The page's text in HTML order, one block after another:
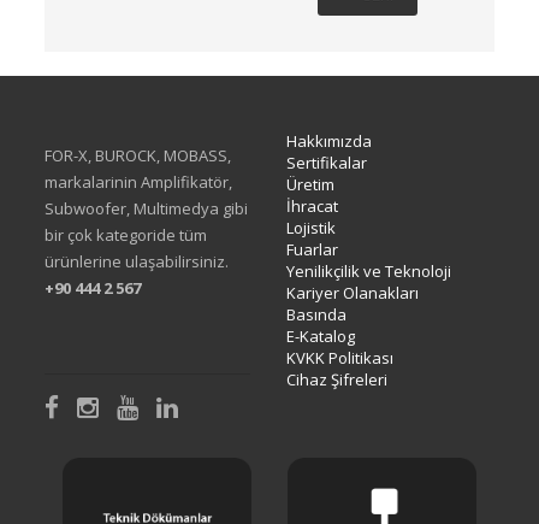
FOR-X, BUROCK, MOBASS,
markalarinin Amplifikatör,
Subwoofer, Multimedya gibi
bir çok kategoride tüm
ürünlerine ulaşabilirsiniz.
+90 444 2 567
Hakkımızda
Sertifikalar
Üretim
İhracat
Lojistik
Fuarlar
Yenilikçilik ve Teknoloji
Kariyer Olanakları
Basında
E-Katalog
KVKK Politikası
Cihaz Şifreleri